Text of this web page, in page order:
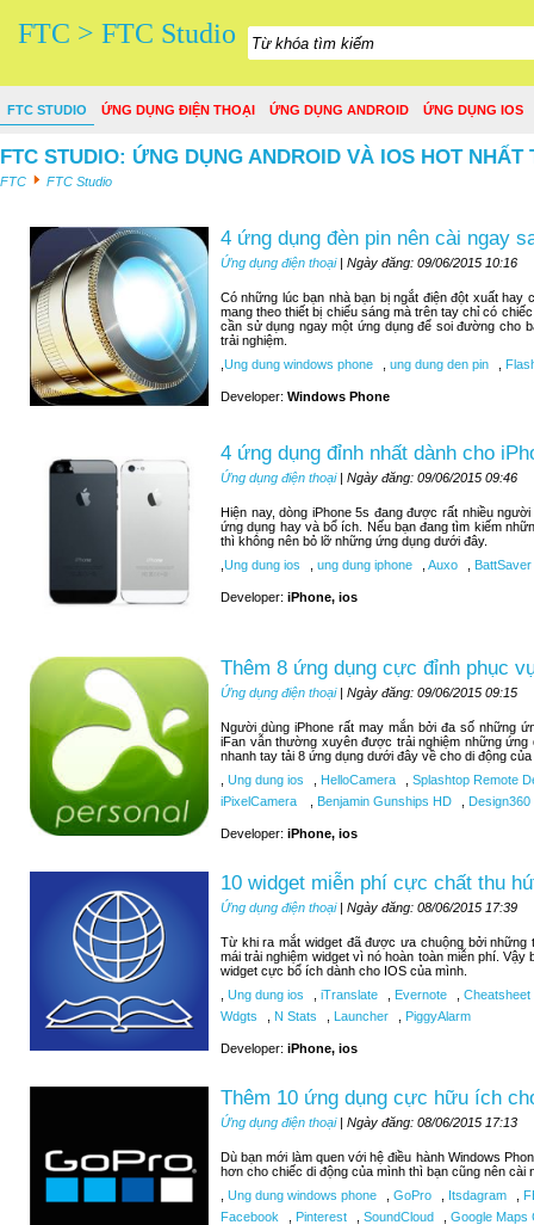
FTC > FTC Studio
FTC STUDIO ỨNG DỤNG ĐIỆN THOẠI ỨNG DỤNG ANDROID ỨNG DỤNG IOS
FTC STUDIO: ỨNG DỤNG ANDROID VÀ IOS HOT NHẤT
FTC FTC Studio
4 ứng dụng đèn pin nên cài ngay
Ứng dụng điện thoại| Ngày đăng: 09/06/2015 10:16
Có những lúc bạn nhà bạn bị ngắt điện đột xuất hay
mang theo thiết bị chiếu sáng mà trên tay chỉ có
cần sử dụng ngay một ứng dụng để soi đường cho
trải nghiệm.
Ung dung windows phone ung dung den pin
Developer: Windows Phone
4 ứng dụng đỉnh nhất dành cho
Ứng dụng điện thoại| Ngày đăng: 09/06/2015 09:46
Hiện nay, dòng iPhone 5s đang được rất nhiều
ứng dụng hay và bổ ích. Nếu bạn đang tìm kiếm
thì không nên bỏ lỡ những ứng dụng dưới đây.
Ung dung ios ung dung iphone Auxo BattSaver
Developer: iPhone, ios
Thêm 8 ứng dụng cực đỉnh phục
Ứng dụng điện thoại| Ngày đăng: 09/06/2015 09:15
Người dùng iPhone rất may mắn bởi đa số những
iFan vẫn thường xuyên được trải nghiệm những
nhanh tay tải 8 ứng dụng dưới đây về cho di động
Ung dung ios HelloCamera
Splashtop Remote
iPixelCamera
Benjamin Gunships HD Design360
Developer: iPhone, ios
10 widget miễn phí cực chất thu
Ứng dụng điện thoại| Ngày đăng: 08/06/2015 17:39
Từ khi ra mắt widget đã được ưa chuộng bởi
mái trải nghiệm widget vì nó hoàn toàn miễn phí.
widget cực bổ ích dành cho IOS của mình.
Ung dung ios iTranslate Evernote
Cheatsheet
Wdgts
N Stats Launcher PiggyAlarm
Developer: iPhone, ios
Thêm 10 ứng dụng cực hữu ích
Ứng dụng điện thoại| Ngày đăng: 08/06/2015 17:13
Dù bạn mới làm quen với hệ điều hành Windows
hơn cho chiếc di động của mình thì bạn cũng nên cài
Ung dung windows phone GoPro Itsdagram
Facebook
Pinterest SoundCloud Google Maps